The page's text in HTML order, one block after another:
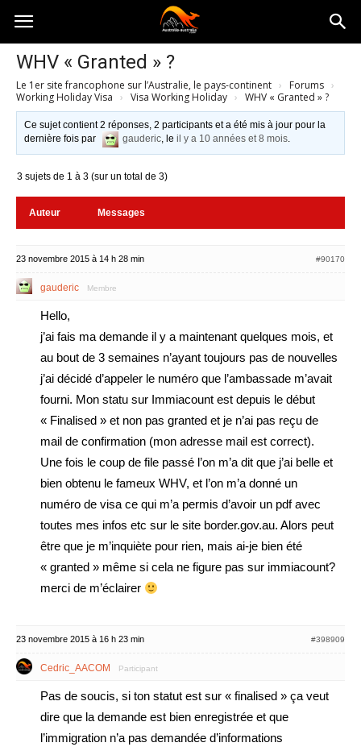
Australia-
australie.com
WHV « Granted » ?
Le 1er site francophone sur l’Australie, le pays-continent › Forums ›
Working Holiday Visa › Visa Working Holiday › WHV « Granted » ?
Ce sujet contient 2 réponses, 2 participants et a été mis à jour pour la
dernière fois par
gauderic, leil y a 10 années et 8 mois.
3 sujets de 1 à 3 (sur un total de 3)
Auteur Messages
23 novembre 2015 à 14 h 28 min #90170
gauderic Membre
Hello,
j’ai fais ma demande il y a maintenant quelques mois, et
au bout de 3 semaines n’ayant toujours pas de nouvelles
j’ai décidé d’appeler le numéro que l’ambassade m’avait
fourni. Mon statu sur Immiacount est depuis le début
« Finalised » et non pas granted et je n’ai pas reçu de
mail de confirmation (mon adresse mail est correct).
Une fois le coup de file passé l’on m’a dit que j’ai belle et
bien obtenu le fameux WHV, et l’on m’a donné un
numéro de visa ce qui m’a permis d’avoir un pdf avec
toutes mes infos etc sur le site border.gov.au. Alors peut
être que je m’inquiète pour rien, mais ai-je bien été
« granted » même si cela ne figure pas sur immiacount?
merci de m’éclairer
23 novembre 2015 à 16 h 23 min #398909
Cedric_AACOM Participant
Pas de soucis, si ton statut est sur « finalised » ça veut
dire que la demande est bien enregistrée et que
l’immigration n’a pas demandée d’informations